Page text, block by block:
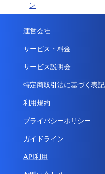
ン
運営会社
サービス・料金
サービス説明会
特定商取引法に基づく表記
利用規約
プライバシーポリシー
ガイドライン
API利用